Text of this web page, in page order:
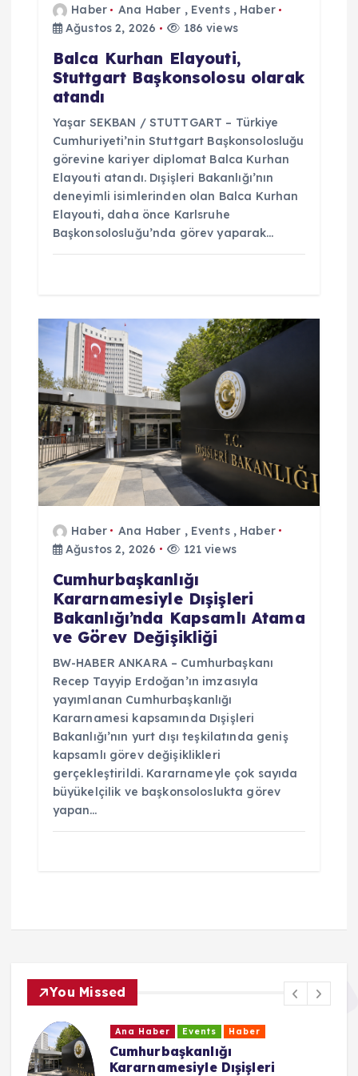
Haber Ana Haber , Events, Haber
Ağustos 2, 2026
186 views
Balca Kurhan Elayouti,
Stuttgart Başkonsolosu olarak
atandı
Yaşar SEKBAN / STUTTGART – Türkiye
Cumhuriyeti’nin Stuttgart Başkonsolosluğu
görevine kariyer diplomat Balca Kurhan
Elayouti atandı. Dışişleri Bakanlığı’nın
deneyimli isimlerinden olan Balca Kurhan
Elayouti, daha önce Karlsruhe
Başkonsolosluğu’nda görev yaparak…
Haber Ana Haber , Events, Haber
Ağustos 2, 2026
121 views
Cumhurbaşkanlığı
Kararnamesiyle Dışişleri
Bakanlığı’nda Kapsamlı Atama
ve Görev Değişikliği
BW-HABER ANKARA – Cumhurbaşkanı
Recep Tayyip Erdoğan’ın imzasıyla
yayımlanan Cumhurbaşkanlığı
Kararnamesi kapsamında Dışişleri
Bakanlığı’nın yurt dışı teşkilatında geniş
kapsamlı görev değişiklikleri
gerçekleştirildi. Kararnameyle çok sayıda
büyükelçilik ve başkonsoloslukta görev
yapan…
You Missed
Ana Haber Events Haber
Cumhurbaşkanlığı
Kararnamesiyle Dışişleri